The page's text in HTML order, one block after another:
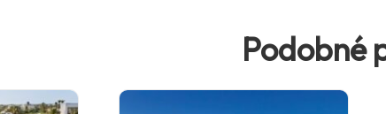
Podobné